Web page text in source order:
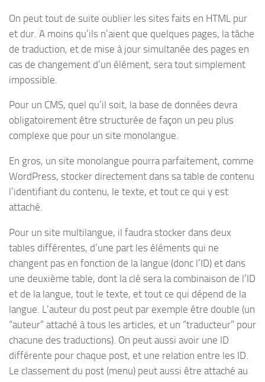
On peut tout de suite oublier les sites faits en HTML pur
et dur. A moins qu’ils n’aient que quelques pages, la tâche
de traduction, et de mise à jour simultanée des pages en
cas de changement d’un élément, sera tout simplement
impossible.
Pour un CMS, quel qu’il soit, la base de données devra
obligatoirement être structurée de façon un peu plus
complexe que pour un site monolangue.
En gros, un site monolangue pourra parfaitement, comme
WordPress, stocker directement dans sa table de contenu
l’identifiant du contenu, le texte, et tout ce qui y est
attaché.
Pour un site multilangue, il faudra stocker dans deux
tables différentes, d’une part les éléments qui ne
changent pas en fonction de la langue (donc l’ID) et dans
une deuxième table, dont la clé sera la combinaison de l’ID
et de la langue, tout le texte, et tout ce qui dépend de la
langue. L’auteur du post peut par exemple être double (un
“auteur” attaché à tous les articles, et un “traducteur” pour
chacune des traductions). On peut aussi avoir une ID
différente pour chaque post, et une relation entre les ID.
Le classement du post (menu) peut aussi être attaché au